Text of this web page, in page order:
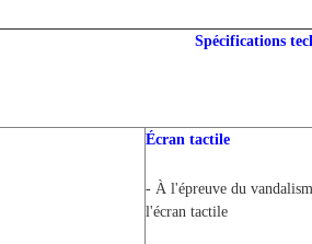
Spécifications
Écran tactile
- À l'épreuve du
l'écran tactile